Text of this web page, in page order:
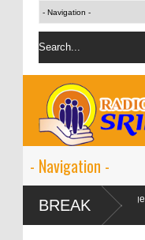
BREAK
OJK targetkan kredit
persen